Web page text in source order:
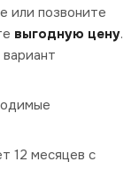
или позвоните
выгодную цену.
12 месяцев с